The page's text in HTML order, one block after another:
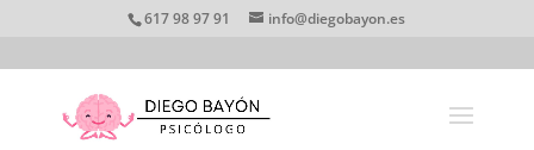
617 98 97 91 info@diegobayon.es